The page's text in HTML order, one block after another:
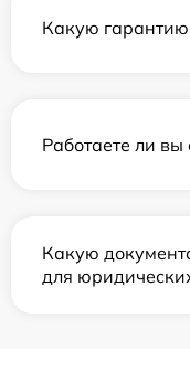
Какую гарантию
Работаете ли
Какую
для